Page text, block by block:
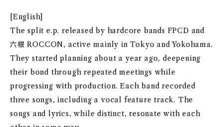
[English]
The split e.p. released by hardcore bands FPCD and
六根 ROCCON, active mainly in Tokyo and Yokohama.
They started planning about a year ago, deepening
their bond through repeated meetings while
progressing with production. Each band recorded
three songs, including a vocal feature track. The
songs and lyrics, while distinct, resonate with each